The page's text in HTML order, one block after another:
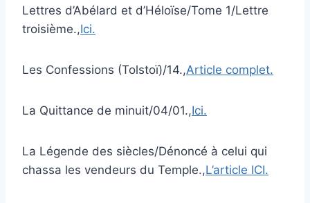
Lettres d’Abélard et d’Héloïse/Tome 1/Lettre
troisième.,Ici.
Les Confessions (Tolstoï)/14.,Article complet.
La Quittance de minuit/04/01.,Ici.
La Légende des siècles/Dénoncé à celui qui
chassa les vendeurs du Temple.,L’article ICI.